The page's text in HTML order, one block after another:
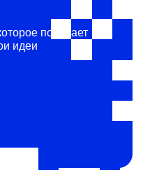
помогает
идеи